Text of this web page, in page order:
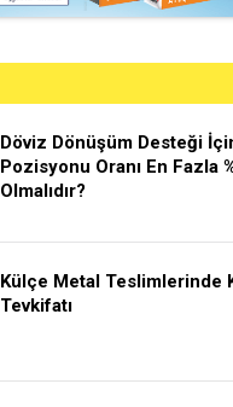
Döviz Dönüşüm Desteği
Pozisyonu Oranı En Fazla
Olmalıdır?
Külçe Metal Teslimlerinde
Tevkifatı